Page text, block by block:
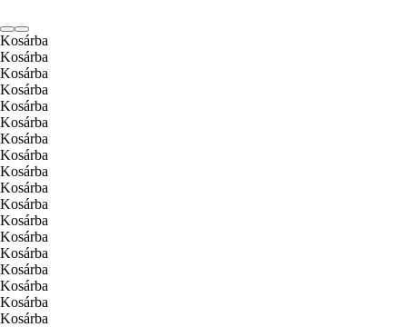
Kosárba
Kosárba
Kosárba
Kosárba
Kosárba
Kosárba
Kosárba
Kosárba
Kosárba
Kosárba
Kosárba
Kosárba
Kosárba
Kosárba
Kosárba
Kosárba
Kosárba
Kosárba